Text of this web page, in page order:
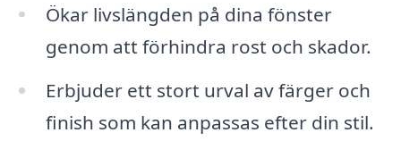
Ökar livslängden på dina fönster
genom att förhindra rost och skador.
Erbjuder ett stort urval av färger och
finish som kan anpassas efter din stil.